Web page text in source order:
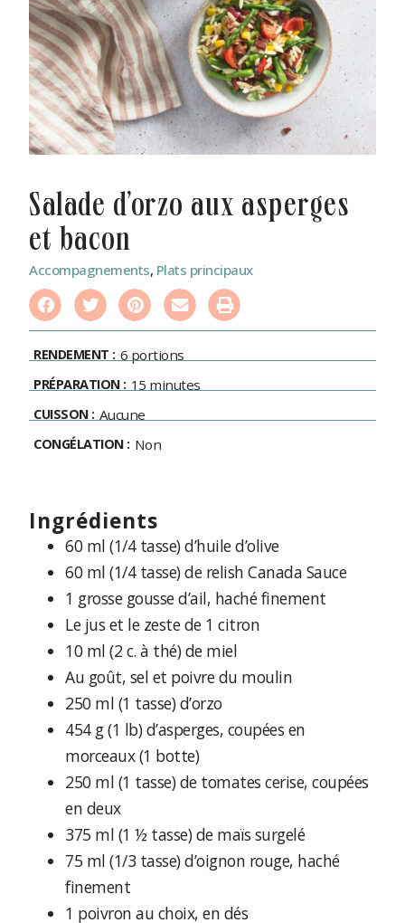
salade d’orzo aux asperges
et bacon
Accompagnements, Plats principaux
RENDEMENT : 6 portions
PRÉPARATION : 15 minutes
CUISSON : Aucune
CONGÉLATION : Non
ingrédients
60 ml (1/4 tasse) d’huile d’olive
60 ml (1/4 tasse) de relish Canada Sauce
1 grosse gousse d’ail, haché finement
Le jus et le zeste de 1 citron
10 ml (2 c. à thé) de miel
Au goût, sel et poivre du moulin
250 ml (1 tasse) d’orzo
454 g (1 lb) d’asperges, coupées en
morceaux (1 botte)
250 ml (1 tasse) de tomates cerise, coupées
en deux
375 ml (1 ½ tasse) de maïs surgelé
75 ml (1/3 tasse) d’oignon rouge, haché
finement
1 poivron au choix, en dés